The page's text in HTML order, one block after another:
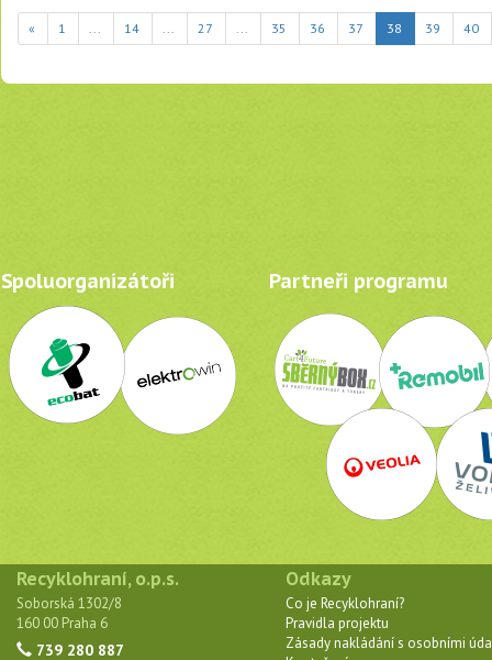
« 1 ... 14 ... 27 ... 35 36 37 38 (current)
39 40
Spoluorganizátoři Partneři programu
Recyklohraní, o.p.s.
Soborská 1302/8
160 00 Praha 6
739 280 887
Odkazy
Co je Recyklohraní?
Pravidla projektu
Zásady nakládání s osobními